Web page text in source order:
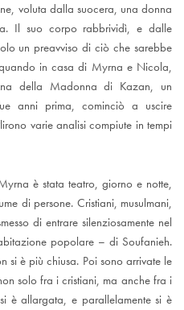
voluta dalla suocera, una donna
Il suo corpo rabbrividì, e dalle
un preavviso di ciò che sarebbe
in casa di Myrna e Nicola,
della Madonna di Kazan, un
anni prima, cominciò a uscire
varie analisi compiute in tempi
è stata teatro, giorno e notte,
di persone. Cristiani, musulmani,
di entrare silenziosamente nel
popolare – di Soufanieh.
si è più chiusa. Poi sono arrivate le
solo fra i cristiani, ma anche fra i
è allargata, e parallelamente si è